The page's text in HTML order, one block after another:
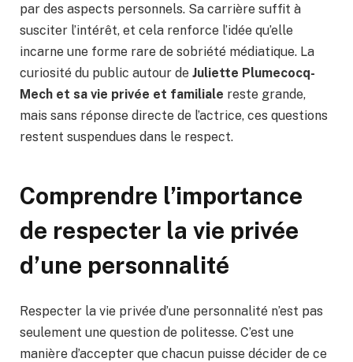
par des aspects personnels. Sa carrière suffit à
susciter l’intérêt, et cela renforce l’idée qu’elle
incarne une forme rare de sobriété médiatique. La
curiosité du public autour de Juliette Plumecocq-
Mech et sa vie privée et familiale reste grande,
mais sans réponse directe de l’actrice, ces questions
restent suspendues dans le respect.
Comprendre l’importance
de respecter la vie privée
d’une personnalité
Respecter la vie privée d’une personnalité n’est pas
seulement une question de politesse. C’est une
manière d’accepter que chacun puisse décider de ce